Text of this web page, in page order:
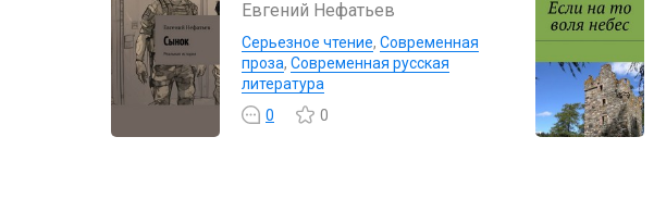
Евгений Нефатьев
Серьезное чтение, Современная
проза, Современная русская
литература
0
0